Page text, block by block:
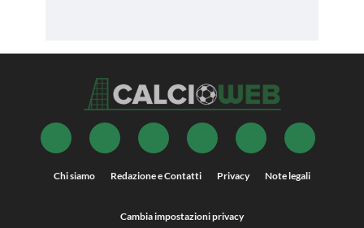
Chi siamo Redazione e Contatti Privacy Note legali
Cambia impostazioni privacy